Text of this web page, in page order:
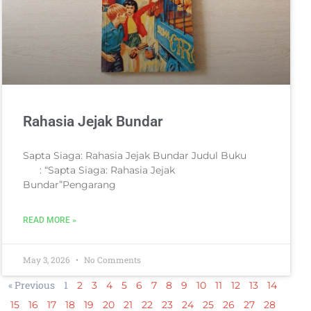
Rahasia Jejak Bundar
Sapta Siaga: Rahasia Jejak Bundar Judul Buku
: “Sapta Siaga: Rahasia Jejak
Bundar”Pengarang
READ MORE »
May 3, 2026 No Comments
« Previous 1 2 3 4 5 6 7 8 9 10 11 12 13
14
15
16 17 18 19 20 21 22 23 24 25 26 27
28